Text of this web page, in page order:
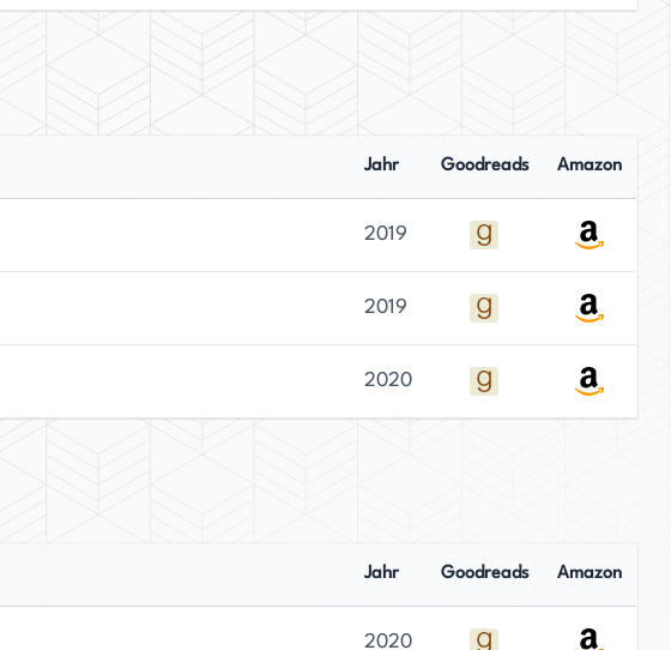
Jahr Goodreads Amazon
2019
2019
2020
Jahr Goodreads Amazon
2020